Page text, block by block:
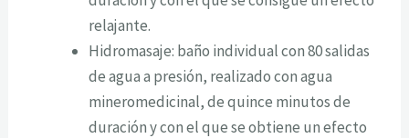
relajante.
Hidromasaje: baño individual con 80 salidas
de agua a presión, realizado con agua
mineromedicinal, de quince minutos de
duración y con el que se obtiene un efecto